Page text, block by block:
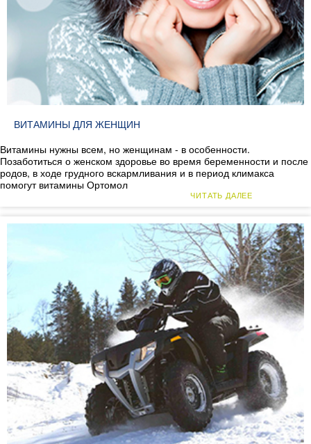
ВИТАМИНЫ ДЛЯ ЖЕНЩИН
Витамины нужны всем, но женщинам - в особенности.
Позаботиться о женском здоровье во время беременности и после
родов, в ходе грудного вскармливания и в период климакса
помогут витамины Ортомол
ЧИТАТЬ ДАЛЕЕ